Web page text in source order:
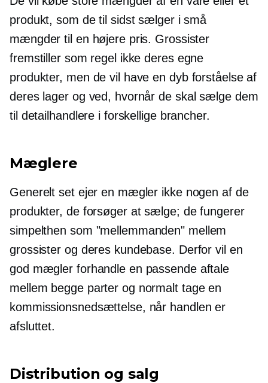
produkt, som de til sidst sælger i små
mængder til en højere pris. Grossister
fremstiller som regel ikke deres egne
produkter, men de vil have en dyb forståelse af
deres lager og ved, hvornår de skal sælge dem
til detailhandlere i forskellige brancher.
Mæglere
Generelt set ejer en mægler ikke nogen af ​​de
produkter, de forsøger at sælge; de fungerer
simpelthen som "mellemmanden" mellem
grossister og deres kundebase. Derfor vil en
god mægler forhandle en passende aftale
mellem begge parter og normalt tage en
kommissionsnedsættelse, når handlen er
afsluttet.
Distribution og salg